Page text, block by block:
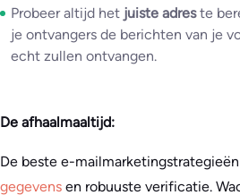
Probeer altijd het juiste adreste
je ontvangers de berichten van je
echt zullen ontvangen.
De afhaalmaaltijd:
De beste e-
gegevens en robuuste verificatie.